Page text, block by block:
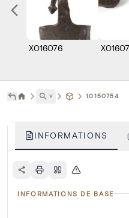
X016076
˅ 10150754
INFORMATIONS
INFORMATIONS DE BASE